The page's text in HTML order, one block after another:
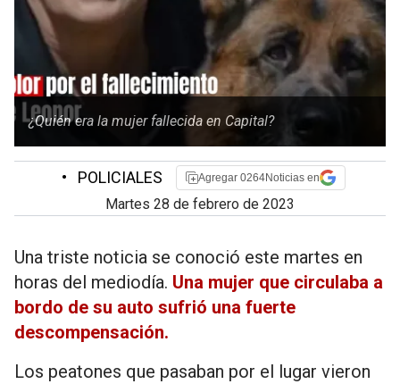
¿Quién era la mujer fallecida en Capital?
• POLICIALES Agregar 0264Noticias en
martes 28 de febrero de 2023
Una triste noticia se conoció este martes en
horas del mediodía. Una mujer que circulaba a
bordo de su auto sufrió una fuerte
descompensación.
Los peatones que pasaban por el lugar vieron